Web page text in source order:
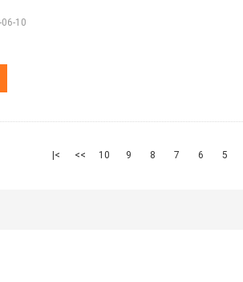
13:43:41
5
6
7
8
9
10
>>
>|